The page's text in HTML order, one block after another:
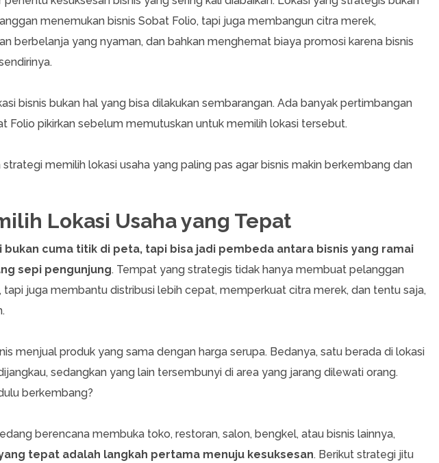
menemukan bisnis Sobat Folio, tapi juga membangun citra merek,
berbelanja yang nyaman, dan bahkan menghemat biaya promosi karena bisnis
bisnis bukan hal yang bisa dilakukan sembarangan. Ada banyak pertimbangan
Folio pikirkan sebelum memutuskan untuk memilih lokasi tersebut.
strategi memilih lokasi usaha yang paling pas agar bisnis makin berkembang dan
Lokasi Usaha yang Tepat
bukan cuma titik di peta, tapi bisa jadi pembeda antara bisnis yang ramai
sepi pengunjung. Tempat yang strategis tidak hanya membuat pelanggan
juga membantu distribusi lebih cepat, memperkuat citra merek, dan tentu saja,
menjual produk yang sama dengan harga serupa. Bedanya, satu berada di lokasi
sedangkan yang lain tersembunyi di area yang jarang dilewati orang.
berkembang?
berencana membuka toko, restoran, salon, bengkel, atau bisnis lainnya,
tepat adalah langkah pertama menuju kesuksesan. Berikut strategi jitu